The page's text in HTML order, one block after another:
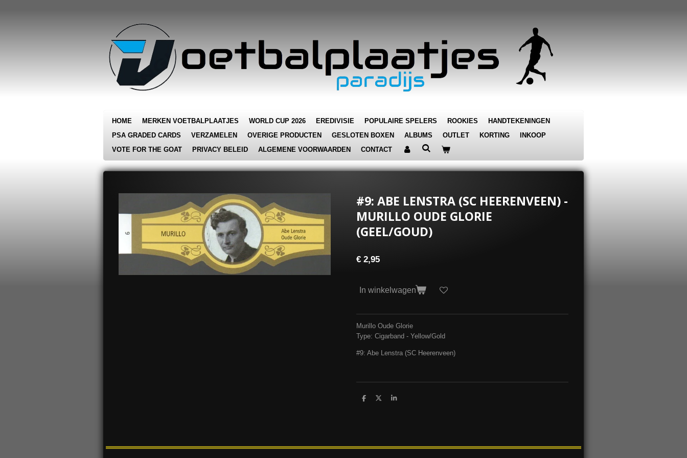
HOME MERKEN VOETBALPLAATJES WORLD CUP 2026 EREDIVISIE POPULAIRE SPELERS ROOKIES
HANDTEKENINGEN
PSA GRADED CARDS
VERZAMELEN OVERIGE PRODUCTEN GESLOTEN BOXEN ALBUMS OUTLET KORTING
INKOOP
VOTE FOR THE GOAT
PRIVACY BELEID ALGEMENE VOORWAARDEN CONTACT
#9: ABE LENSTRA (SC HEERENVEEN) -
MURILLO OUDE GLORIE
(GEEL/GOUD)
€ 2,95
In winkelwagen
Murillo Oude Glorie
Type: Cigarband - Yellow/Gold
#9: Abe Lenstra (SC Heerenveen)
D
D
S